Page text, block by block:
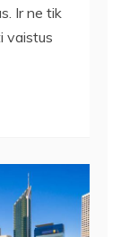
Ir ne tik
vaistus